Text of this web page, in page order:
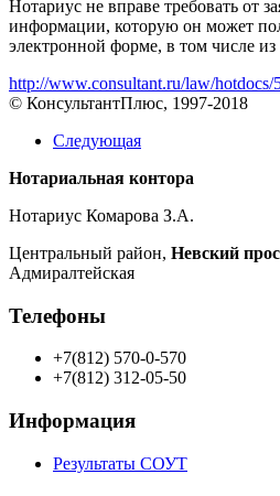
Нотариус не вправе требовать от
информации, которую он может
электронной форме, в том числе из
http://www.consultant.ru/law/hotdocs/
© КонсультантПлюс, 1997-2018
Следующая
Нотариальная контора
Нотариус Комарова З.А.
Центральный район, Невский
Адмиралтейская
Телефоны
+7(812) 570-0-570
+7(812) 312-05-50
Информация
Результаты СОУТ